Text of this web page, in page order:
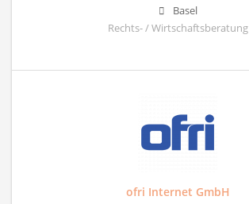
Basel
Rechts- / Wirtschaftsberatung
ofri Internet GmbH